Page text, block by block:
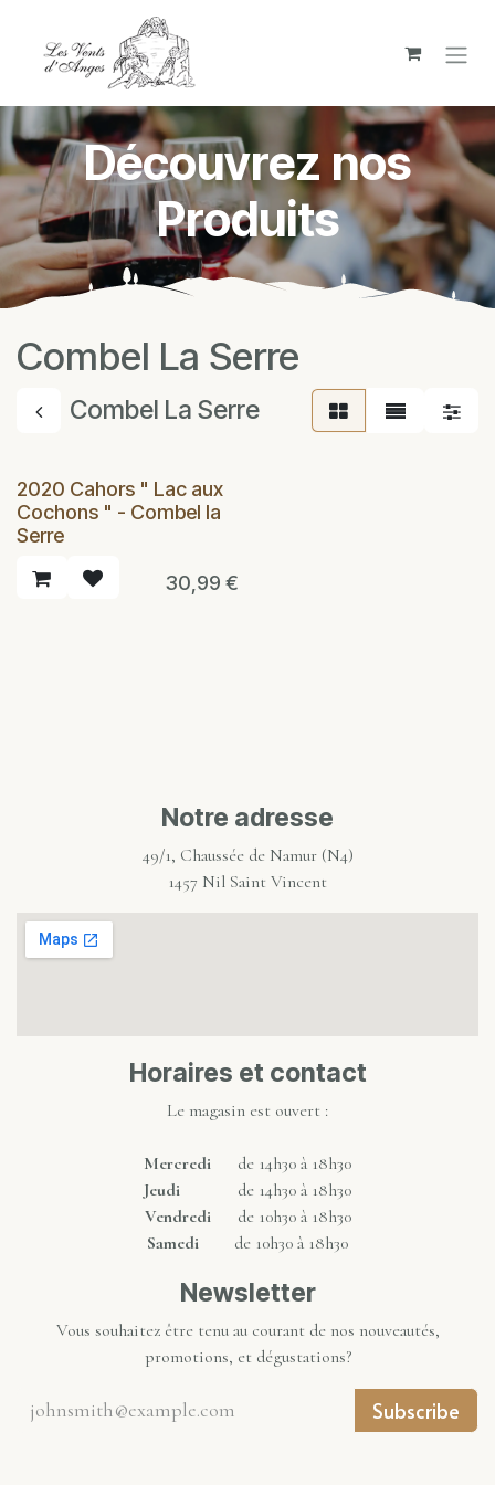
Se rendre au contenu
Découvrez nos
Produits
Combel La Serre
Combel La Serre
2020 Cahors " Lac aux
Cochons " - Combel la
Serre
30,99 €
Notre adresse
49/1, Chaussée de Namur (N4)
1457 Nil Saint Vincent
Horaires et contact
Le magasin est ouvert :
Mercredi de 14h30 à 18h30
Jeudi de 14h30 à 18h30
Vendredide 10h30 à 18h30
Samedi de 10h30 à 18h30
Newsletter
Vous souhaitez être tenu au courant de nos nouveautés,
promotions, et dégustations?
Subscribe